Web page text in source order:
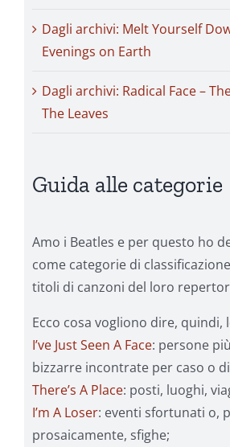
Dagli archivi: Melt Yourself
Evenings on Earth
Dagli archivi: Radical Face –
The Leaves
Guida alle categorie
Amo i Beatles e per questo ho
come categorie di
titoli di canzoni del loro
Ecco cosa vogliono dire, quindi,
I’ve Just Seen A Face: persone
bizzarre incontrate per caso o
There’s A Place: posti, luoghi,
I’m A Loser: eventi sfortunati o,
prosaicamente, sfighe;